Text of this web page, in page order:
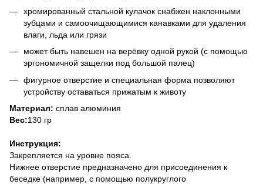
хромированный стальной кулачок снабжен наклонными
зубцами и самоочищающимися канавками для удаления
влаги, льда или грязи
может быть навешен на верёвку одной рукой (с помощью
эргономичной защелки под большой палец)
фигурное отверстие и специальная форма позволяют
устройству оставаться прижатым к животу
Материал: сплав алюминия
Вес:130 гр
Инструкция:
Закрепляется на уровне пояса.
Нижнее отверстие предназначено для присоединения к
беседке (например, с помощью полукруглого